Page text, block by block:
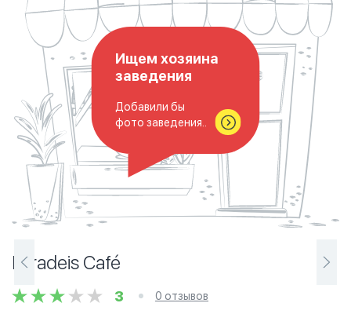
Ищем хозяина
заведения
Добавили бы
фото заведения..
Paradeis Café
3 0 отзывов